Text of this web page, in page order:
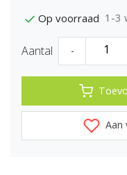
Op voorraad 1-3
Aantal -
Aan